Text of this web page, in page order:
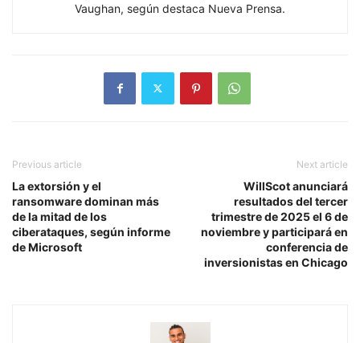
Vaughan, según destaca Nueva Prensa.
Previous article
La extorsión y el
ransomware dominan más
de la mitad de los
ciberataques, según informe
de Microsoft
Next article
WillScot anunciará
resultados del tercer
trimestre de 2025 el 6 de
noviembre y participará en
conferencia de
inversionistas en Chicago